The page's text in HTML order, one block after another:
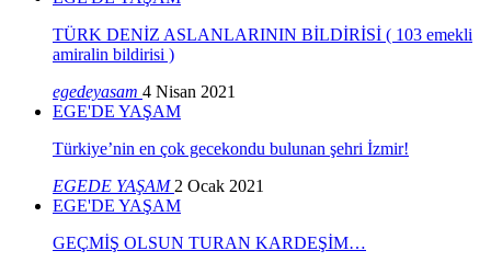
TÜRK DENİZ ASLANLARININ BİLDİRİSİ ( 103 emekli
amiralin bildirisi )
egedeyasam 4 Nisan 2021
EGE'DE YAŞAM
Türkiye’nin en çok gecekondu bulunan şehri İzmir!
EGEDE YAŞAM 2 Ocak 2021
EGE'DE YAŞAM
GEÇMİŞ OLSUN TURAN KARDEŞİM…